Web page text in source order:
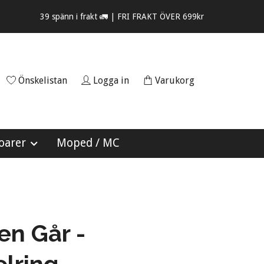
39 spänn i frakt 🚛 | FRI FRAKT ÖVER 699kr
Önskelistan Logga in Varukorg
Moped / MC
Går -